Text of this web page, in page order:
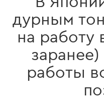
дурным
на работу
работы